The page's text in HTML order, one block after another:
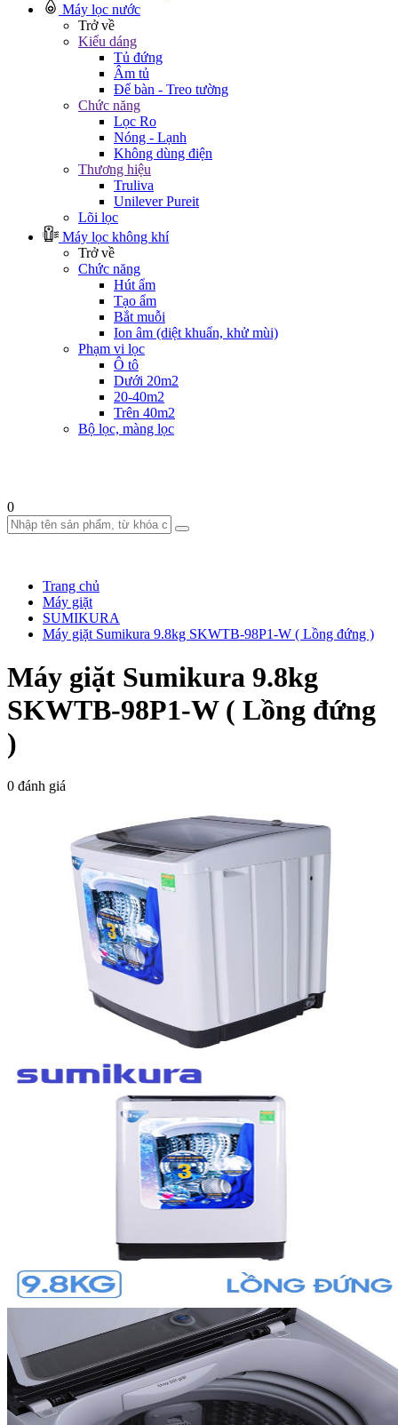
Máy lọc nước
Trở về
Kiểu dáng
Tủ đứng
Âm tủ
Để bàn - Treo tường
Chức năng
Lọc Ro
Nóng - Lạnh
Không dùng điện
Thương hiệu
Truliva
Unilever Pureit
Lõi lọc
Máy lọc không khí
Trở về
Chức năng
Hút ẩm
Tạo ẩm
Bắt muỗi
Ion âm (diệt khuẩn, khử mùi)
Phạm vi lọc
Ô tô
Dưới 20m2
20-40m2
Trên 40m2
Bộ lọc, màng lọc
0
Trang chủ
Máy giặt
SUMIKURA
Máy giặt Sumikura 9.8kg SKWTB-98P1-W ( Lồng đứng )
Máy giặt Sumikura 9.8kg
SKWTB-98P1-W ( Lồng đứng
)
0 đánh giá